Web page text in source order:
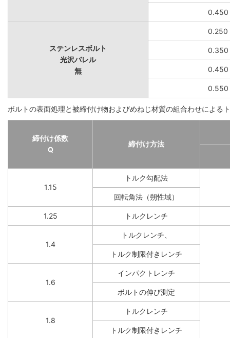
0.450
ステンレスボルト
光沢バレル
無
0.250
0.350
0.450
0.550
ボルトの表面処理と被締付け物およびめねじ材質の組合わせによる
締付け係数
Q
締付け方法
1.15
トルク勾配法
回転角法（朔性域）
1.25 トルクレンチ
1.4
トルクレンチ、
トルク制限付きレンチ
1.6
インパクトレンチ
ボルトの伸び測定
1.8
トルクレンチ
トルク制限付きレンチ